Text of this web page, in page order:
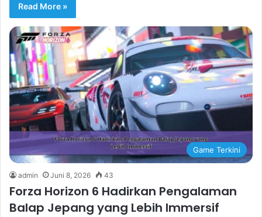
Read More »
Game Terkini
admin Juni 8, 2026 43
Forza Horizon 6 Hadirkan Pengalaman
Balap Jepang yang Lebih Immersif